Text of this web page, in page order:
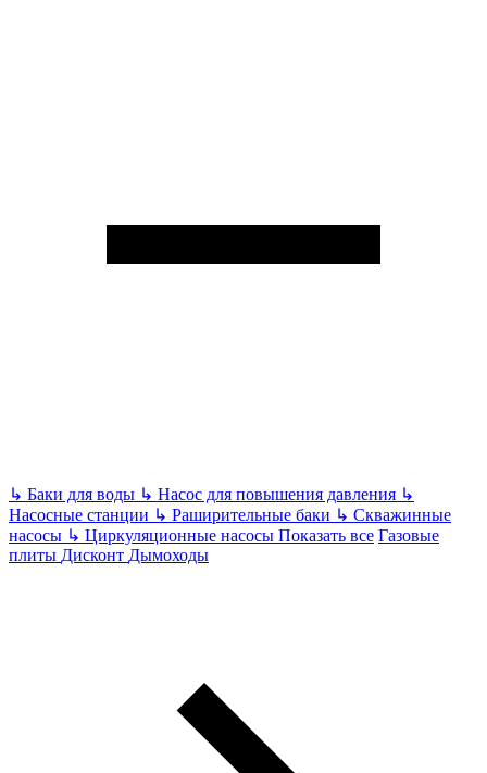
↳ Баки для воды ↳ Насос для повышения давления ↳
Насосные станции ↳ Раширительные баки ↳ Скважинные
насосы ↳ Циркуляционные насосы Показать все Газовые
плиты Дисконт Дымоходы